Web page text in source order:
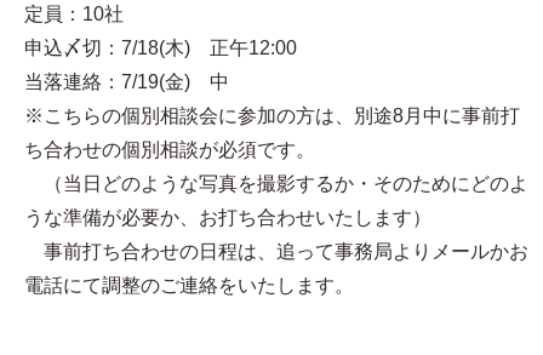
定員：10社
申込〆切：7/18(木) 正午12:00
当落連絡：7/19(金) 中
※こちらの個別相談会に参加の方は、別途8月中に事前打
ち合わせの個別相談が必須です。
（当日どのような写真を撮影するか・そのためにどのよ
うな準備が必要か、お打ち合わせいたします）
事前打ち合わせの日程は、追って事務局よりメールかお
電話にて調整のご連絡をいたします。